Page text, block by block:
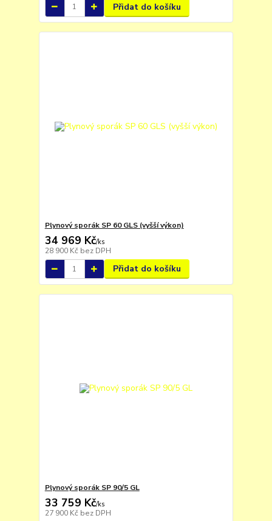
Přidat do košíku
Plynový sporák SP 60 GLS (vyšší výkon)
34 969 Kč/ks
28 900 Kč bez DPH
Přidat do košíku
Plynový sporák SP 90/5 GL
33 759 Kč/ks
27 900 Kč bez DPH